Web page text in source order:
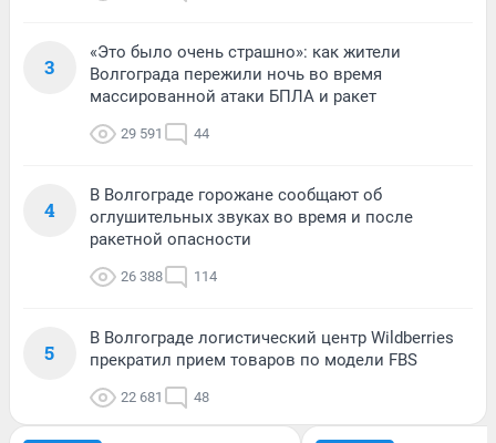
3
«Это было очень страшно»: как жители
Волгограда пережили ночь во время
массированной атаки БПЛА и ракет
29 591 44
4
В Волгограде горожане сообщают об
оглушительных звуках во время и после
ракетной опасности
26 388 114
5
В Волгограде логистический центр Wildberries
прекратил прием товаров по модели FBS
22 681 48